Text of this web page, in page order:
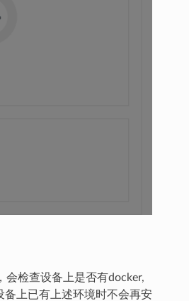
会检查设备上是否有docker,
上已有上述环境时不会再安